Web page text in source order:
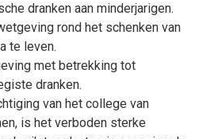
dranken aan minderjarigen.
rond het schenken van
te leven.
met betrekking tot
dranken.
van het college van
is het verboden sterke